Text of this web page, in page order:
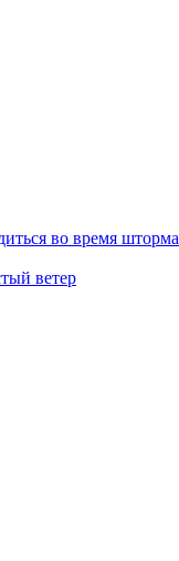
во время шторма
ветер